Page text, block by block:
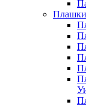
Плашки